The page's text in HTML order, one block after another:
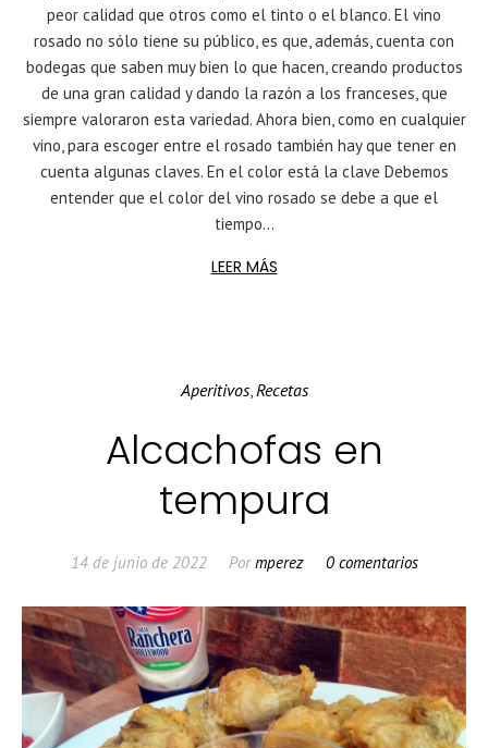
peor calidad que otros como el tinto o el blanco. El vino
rosado no sólo tiene su público, es que, además, cuenta con
bodegas que saben muy bien lo que hacen, creando productos
de una gran calidad y dando la razón a los franceses, que
siempre valoraron esta variedad. Ahora bien, como en cualquier
vino, para escoger entre el rosado también hay que tener en
cuenta algunas claves. En el color está la clave Debemos
entender que el color del vino rosado se debe a que el
tiempo...
LEER MÁS
Aperitivos, Recetas
Alcachofas en
tempura
14 de junio de 2022 Pormperez 0 comentarios